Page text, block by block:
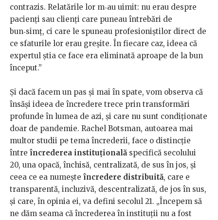
contrazis. Relatările lor m‑au uimit: nu erau despre
pacienţi sau clienţi care puneau întrebări de
bun‑simţ, ci care le spuneau profesioniştilor direct de
ce sfaturile lor erau greşite. În fiecare caz, ideea că
expertul ştia ce face era eliminată aproape de la bun
început.”
Și dacă facem un pas și mai în spate, vom observa că
însăși ideea de încredere trece prin transformări
profunde în lumea de azi, și care nu sunt condiționate
doar de pandemie. Rachel Botsman, autoarea mai
multor studii pe tema încrederii, face o distincție
între încrederea instituțională specifică secolului
20, una opacă, închisă, centralizată, de sus în jos, și
ceea ce ea numește încredere distribuită, care e
transparentă, incluzivă, descentralizată, de jos în sus,
și care, în opinia ei, va defini secolul 21. „Începem să
ne dăm seama că încrederea în instituții nu a fost